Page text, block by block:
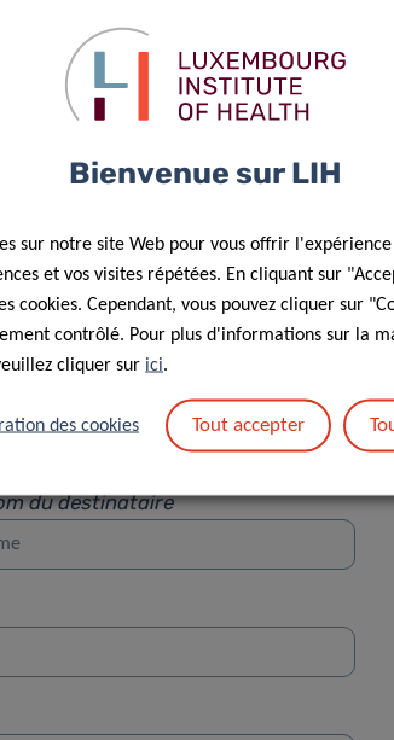
du destinataire
Bienvenue sur LIH
sur notre site Web pour vous offrir
et vos visites répétées. En cliquant sur
cookies. Cependant, vous pouvez cliquer sur
contrôlé. Pour plus d'informations sur la
cliquer sur ici.
des cookies Tout accepter